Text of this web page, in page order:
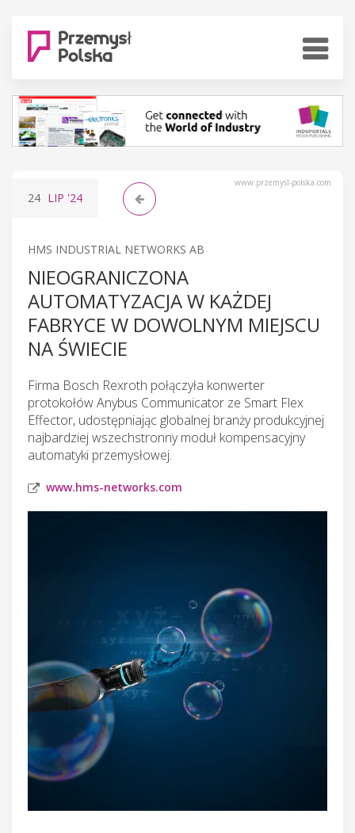
www.przemysl-polska.com
24 LIP '24
HMS INDUSTRIAL NETWORKS AB
NIEOGRANICZONA
AUTOMATYZACJA W KAŻDEJ
FABRYCE W DOWOLNYM MIEJSCU
NA ŚWIECIE
Firma Bosch Rexroth połączyła konwerter
protokołów Anybus Communicator ze Smart Flex
Effector, udostępniając globalnej branży produkcyjnej
najbardziej wszechstronny moduł kompensacyjny
automatyki przemysłowej.
www.hms-networks.com